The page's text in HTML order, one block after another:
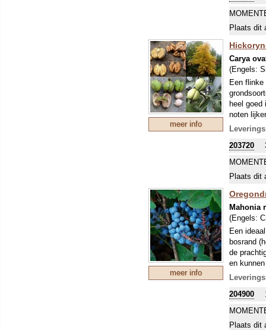
officinale
(Bron:
Geniet
boom
etc.
Plaats dit
meer info
Carya
(Engels:
Een flinke
heel goed
noten
noten
eten.
van deze
bijlen,
203720
Plaats dit
meer info
Mahonia
(Engels:
Een
bosrand
de
en
bessen,
prachtige
204900
Plaats dit